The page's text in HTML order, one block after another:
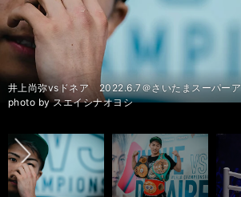
記事：「井上尚弥は違う銀河系にいる」米実況ア
後＞＞
井上尚弥vsドネア 2022.6.7＠さいたまスーパーア
photo by スエイシナオヨシ
記事：「井上尚弥は違う銀河系にいる」米実況ア
後＞＞
前へ